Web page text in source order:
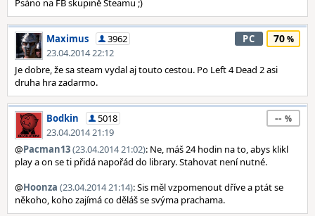
Psáno na FB skupině Steamu ;)
Maximus
3962
23.04.2014 22:12
PC 70
Je dobre, že sa steam vydal aj touto cestou. Po Left 4 Dead 2 asi
druha hra zadarmo.
Bodkin
5018
23.04.2014 21:19
--
@Pacman13(23.04.2014 21:02): Ne, máš 24 hodin na to, abys klikl
play a on se ti přidá napořád do library. Stahovat není nutné.
@Hoonza (23.04.2014 21:14): Sis měl vzpomenout dříve a ptát se
někoho, koho zajímá co děláš se svýma prachama.